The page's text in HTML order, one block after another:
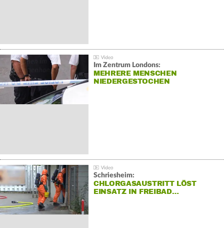
Im Zentrum Londons:
MEHRERE MENSCHEN
NIEDERGESTOCHEN
Schriesheim:
CHLORGASAUSTRITT LÖST
EINSATZ IN FREIBAD…